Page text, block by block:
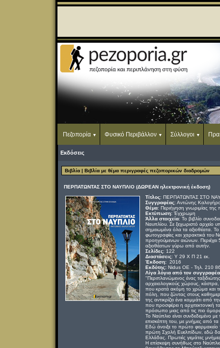
Πεζοπορία Φυσικό Περιβάλλον Σύλλογοι
Εκδόσεις
Βιβλία| Βιβλία με θέμα περιγραφές πεζοπορικών διαδρομών
ΠΕΡΠΑΤΩΝΤΑΣ ΣΤΟ ΝΑΥΠΛΙΟ (ΔΩΡΕΑΝ ηλεκτρονική έκδοση)
Τίτλος: ΠΕΡΠΑΤΩΝΤΑΣ ΣΤΟ
Συγγραφέας: Αντώνης
Θέμα: Περιήγηση γνωριμίας
Εκτύπωση: Έγχρωμη
Άλλα στοιχεία: Το βιβλίο
Ναυπλίου. Σε ξεχωριστό αρχείο
σημειωμένα όλα τα αξιοθέατα. Το
φωτογραφίες και χαρακτικά του
προηγούμενων αιώνων. Περιέχει
αξιοθέατων γύρω από αυτήν.
Σελίδες: 122
Διαστάσεις: Υ 29 Χ Π 21 εκ.
Έκδοση: 2016
Εκδότης: Nidus ΟΕ - Τηλ. 210
Λίγα λόγια από τον
''Περιπλανώμενος ένας
αρχαιολογικούς χώρους, κάστρα,
που κρατά ακόμη το χρώμα και
πόλη, που ζώντας στους
της αντικρίζει ένα κομμάτι από
που προσφέρει η αρχιτεκτονική
πρόσωπο μιας από τις πιο
Το Ναύπλιο είναι συνδεδεμένο
επισκέπτη του, με μνήμες από
Εδώ άνοιξε το πρώτο φαρμακείο
πρώτη Σχολή Ευελπίδων, εδώ
Ελλάδας. Πρωτιές γεμάτες μνήμες
Η επίσκεψη συνήθως στο